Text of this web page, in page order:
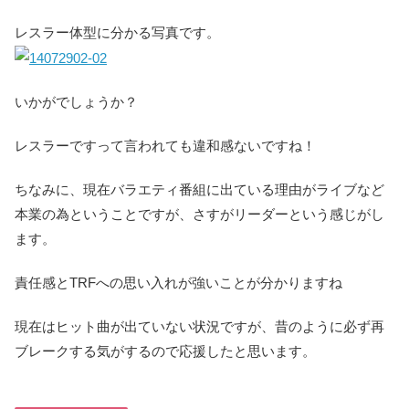
レスラー体型に分かる写真です。
いかがでしょうか？
レスラーですって言われても違和感ないですね！
ちなみに、現在バラエティ番組に出ている理由がライブなど
本業の為ということですが、さすがリーダーという感じがし
ます。
責任感とTRFへの思い入れが強いことが分かりますね
現在はヒット曲が出ていない状況ですが、昔のように必ず再
ブレークする気がするので応援したと思います。